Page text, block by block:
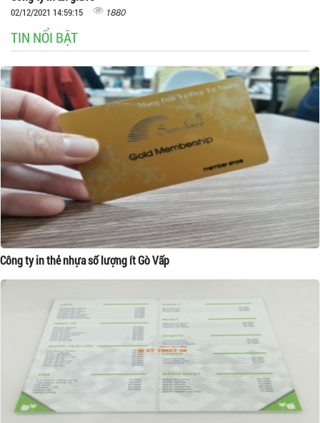
02/12/2021 14:59:15 1880
TIN NỔI BẬT
Công ty in thẻ nhựa số lượng ít Gò Vấp